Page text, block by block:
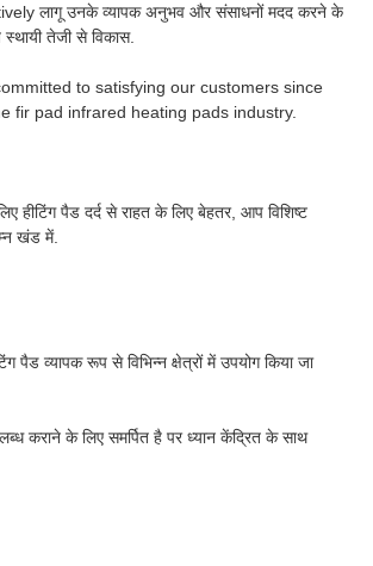
लागू उनके व्यापक अनुभव और संसाधनों मदद करने के
स्थायी तेजी से विकास.
to satisfying our customers since
fir pad infrared heating pads industry.
हीटिंग पैड दर्द से राहत के लिए बेहतर, आप विशिष्ट
खंड में.
पैड व्यापक रूप से विभिन्न क्षेत्रों में उपयोग किया जा
कराने के लिए समर्पित है पर ध्यान केंद्रित के साथ